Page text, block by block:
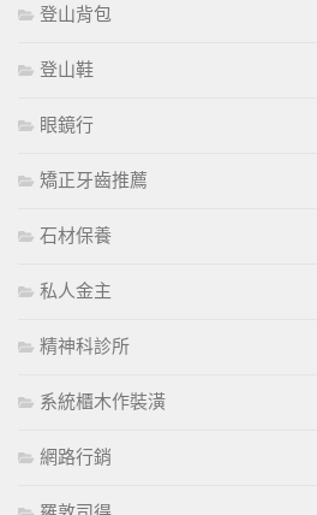
登山背包
登山鞋
眼鏡行
矯正牙齒推薦
石材保養
私人金主
精神科診所
系統櫃木作裝潢
網路行銷